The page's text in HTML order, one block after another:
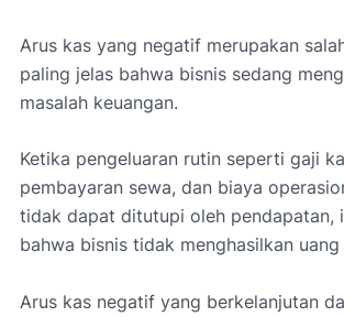
Arus kas yang negatif merupakan
paling jelas bahwa bisnis sedang
masalah keuangan.
Ketika pengeluaran rutin seperti gaji
pembayaran sewa, dan biaya
tidak dapat ditutupi oleh pendapatan,
bahwa bisnis tidak menghasilkan
Arus kas negatif yang berkelanjutan